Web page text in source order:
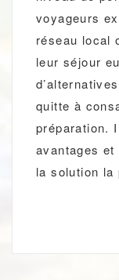
voyageurs
réseau local
leur séjour
quitte à
préparation.
avantages
la solution la